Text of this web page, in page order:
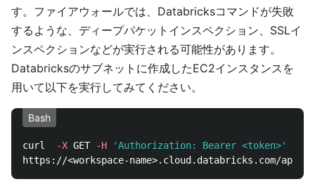
す。ファイアウォールでは、Databricksコマンドが失敗
するような、ディープパケットインスペクション、SSLイ
ンスペクションなどが実行される可能性があります。
Databricksのサブネットに作成したEC2インスタンスを
用いて以下を実行してみてください。
Bash
curl -X GET -H 'Authorization: Bearer <token>'